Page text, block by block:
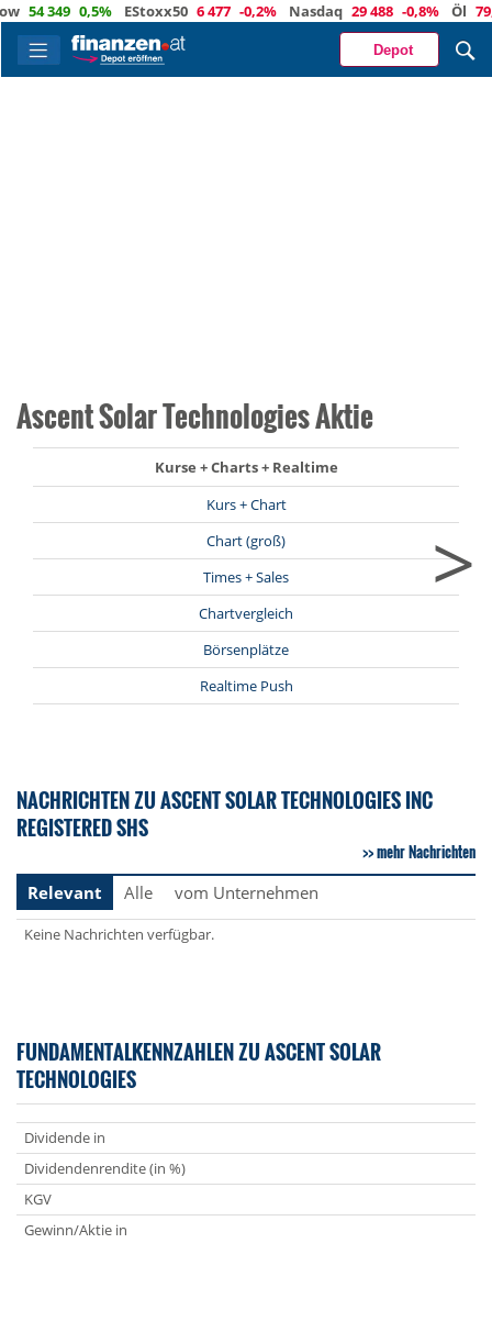
54 349 0,5% EStoxx50 6 477 -0,2% Nasdaq 29 488 -0,8% Öl 79,2 -
Depot
Ascent Solar Technologies Aktie
Kurse + Charts + Realtime
Kurs + Chart
Chart (groß)
Times + Sales
Chartvergleich
Börsenplätze
Realtime Push
>
NACHRICHTEN ZU ASCENT SOLAR TECHNOLOGIES INC
REGISTERED SHS
mehr Nachrichten
Relevant
Alle vom Unternehmen
Keine Nachrichten verfügbar.
FUNDAMENTALKENNZAHLEN ZU ASCENT SOLAR
TECHNOLOGIES
Dividende in
Dividendenrendite (in %)
KGV
Gewinn/Aktie in